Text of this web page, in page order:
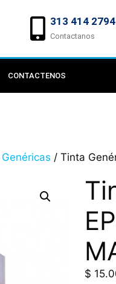
313 414 2794
Contactanos
CONTACTENOS
Genéricas / Tinta
$